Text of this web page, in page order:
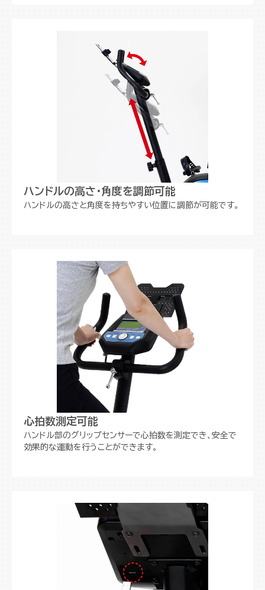
ハンドルの高さ・角度を調節可能
ハンドルの高さと角度を持ちやすい位置に調節が可能です。
心拍数測定可能
ハンドル部のグリップセンサーで心拍数を測定でき、安全で
効果的な運動を行うことができます。